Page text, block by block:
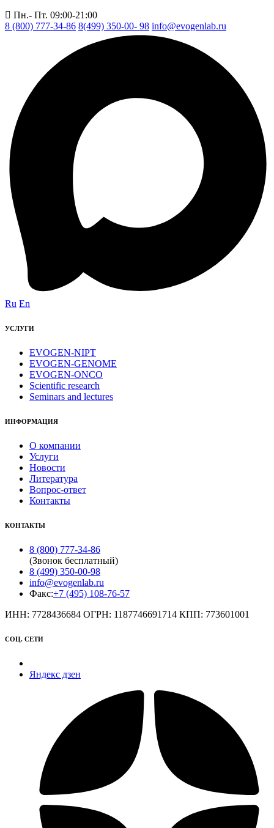
Пн.- Пт. 09:00-21:00
8 (800) 777-34-86 8(499) 350-00- 98 info@evogenlab.ru
Ru En
УСЛУГИ
EVOGEN-NIPT
EVOGEN-GENOME
EVOGEN-ONCO
Scientific research
Seminars and lectures
ИНФОРМАЦИЯ
О компании
Услуги
Новости
Литература
Вопрос-ответ
Контакты
КОНТАКТЫ
8 (800) 777-34-86
(Звонок бесплатный)
8 (499) 350-00-98
info@evogenlab.ru
Факс:+7 (495) 108-76-57
ИНН: 7728436684 ОГРН: 1187746691714 КПП: 773601001
СОЦ. СЕТИ
Яндекс дзен